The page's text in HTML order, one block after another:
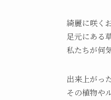
綺麗に咲く
足元にある
私たちが何
出来上がっ
その植物や